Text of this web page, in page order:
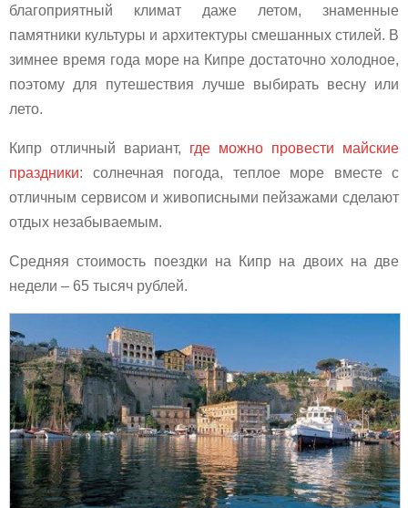
благоприятный климат даже летом, знаменные
памятники культуры и архитектуры смешанных стилей. В
зимнее время года море на Кипре достаточно холодное,
поэтому для путешествия лучше выбирать весну или
лето.
Кипр отличный вариант, где можно провести майские
праздники: солнечная погода, теплое море вместе с
отличным сервисом и живописными пейзажами сделают
отдых незабываемым.
Средняя стоимость поездки на Кипр на двоих на две
недели – 65 тысяч рублей.